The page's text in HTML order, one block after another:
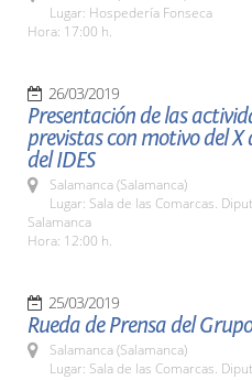
Lugar: Hospedería Fonseca
Hora: 17:00 h.
26/03/2019
Presentación de las
previstas con motivo del X
del IDES
Salamanca (Salamanca)
Lugar: Sala de las Comarcas.
Salamanca
Hora: 12:00 h.
25/03/2019
Rueda de Prensa del
Salamanca (Salamanca)
Lugar: Sala de las Comarcas.